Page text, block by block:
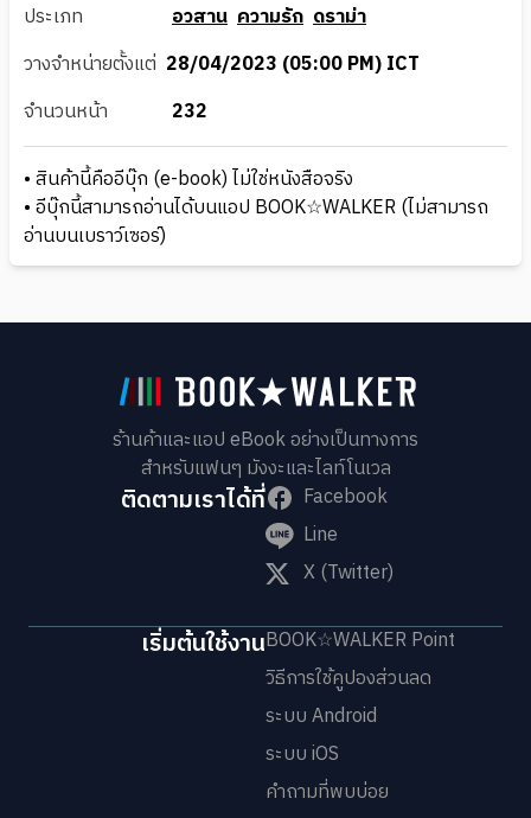
ประเภท
อวสาน ความรัก ดราม่า
วางจำหน่ายตั้งแต่ 28/04/2023 (05:00 PM) ICT
จำนวนหน้า
232
• สินค้านี้คืออีบุ๊ก (e-book) ไม่ใช่หนังสือจริง
• อีบุ๊กนี้สามารถอ่านได้บนแอป BOOK☆WALKER (ไม่สามารถ
อ่านบนเบราว์เซอร์)
ร้านค้าและแอป eBook อย่างเป็นทางการ
สำหรับแฟนๆ มังงะและไลท์โนเวล
ติดตามเราได้ที่
Facebook
Line
X (Twitter)
เริ่มต้นใช้งานBOOK☆WALKER Point
วิธีการใช้คูปองส่วนลด
ระบบ Android
ระบบ iOS
คำถามที่พบบ่อย